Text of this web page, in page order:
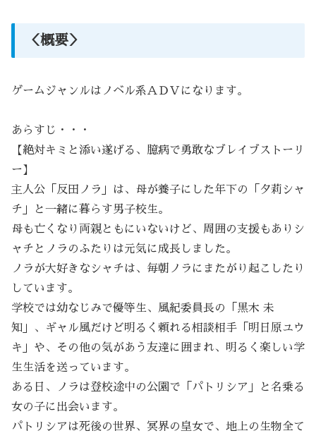
＜概要＞
ゲームジャンルはノベル系ＡＤＶになります。
あらすじ・・・
【絶対キミと添い遂げる、臆病で勇敢なブレイブストーリ
ー】
主人公「反田ノラ」は、母が養子にした年下の「夕莉シャ
チ」と一緒に暮らす男子校生。
母も亡くなり両親ともにいないけど、周囲の支援もありシ
ャチとノラのふたりは元気に成長しました。
ノラが大好きなシャチは、毎朝ノラにまたがり起こしたり
しています。
学校では幼なじみで優等生、風紀委員長の「黒木 未
知」、ギャル風だけど明るく頼れる相談相手「明日原ユウ
キ」や、その他の気があう友達に囲まれ、明るく楽しい学
生生活を送っています。
ある日、ノラは登校途中の公園で「パトリシア」と名乗る
女の子に出会います。
パトリシアは死後の世界、冥界の皇女で、地上の生物全て